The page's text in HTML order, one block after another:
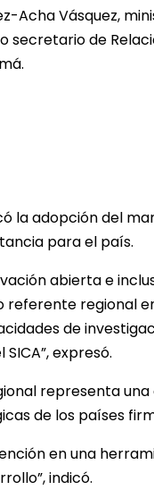
Acha Vásquez,
secretario de
la adopción del
para el país.
abierta e
referente regional
de
expresó.
representa
de los países
en una
indicó.